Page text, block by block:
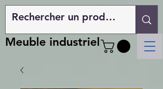
Meuble industriel